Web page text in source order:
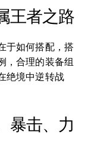
王者之路
于如何搭配，搭
，合理的装备组
绝境中逆转战
暴击、力